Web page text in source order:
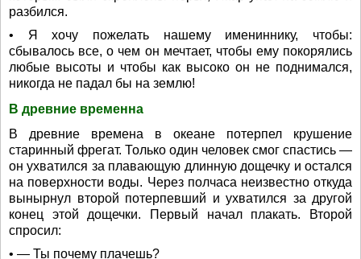
разбился.
• Я хочу пожелать нашему имениннику, чтобы:
сбывалось все, о чем он мечтает, чтобы ему покорялись
любые высоты и чтобы как высоко он не поднимался,
никогда не падал бы на землю!
В древние временна
В древние времена в океане потерпел крушение
старинный фрегат. Только один человек смог спастись —
он ухватился за плавающую длинную дощечку и остался
на поверхности воды. Через полчаса неизвестно откуда
вынырнул второй потерпевший и ухватился за другой
конец этой дощечки. Первый начал плакать. Второй
спросил:
• — Ты почему плачешь?